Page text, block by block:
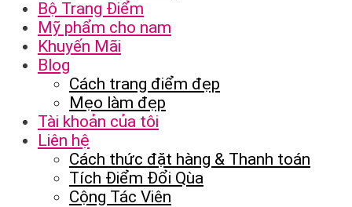
Bộ Trang Điểm
Mỹ phẩm cho nam
Khuyến Mãi
Blog
Cách trang điểm đẹp
Mẹo làm đẹp
Tài khoản của tôi
Liên hệ
Cách thức đặt hàng & Thanh toán
Tích Điểm Đổi Qùa
Cộng Tác Viên